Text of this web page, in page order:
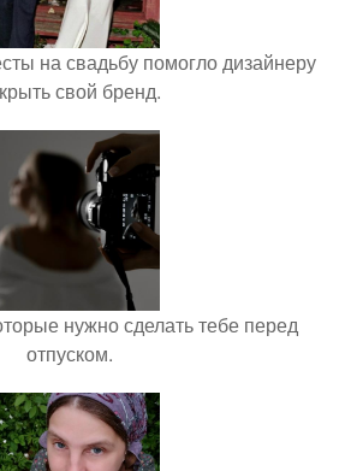
на свадьбу помогло дизайнеру
свой бренд.
нужно сделать тебе перед
отпуском.